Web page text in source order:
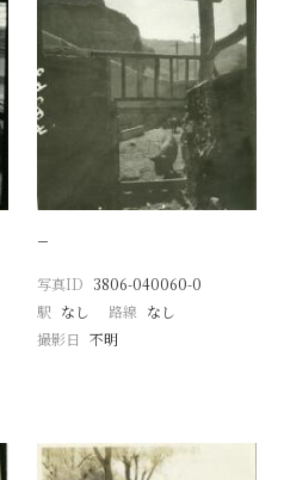
−
写真ID 3806-040060-0
駅 なし 路線 なし
撮影日 不明